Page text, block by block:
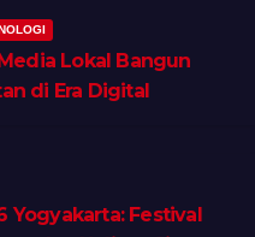
Lokal Bangun
di Era Digital
Yogyakarta: Festival